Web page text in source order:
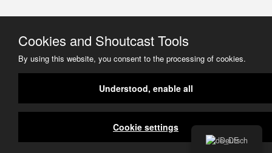
Deutsch
Cookies and Shoutcast Tools
By using this website, you consent to the processing of cookies.
Understood, enable all
Cookie settings